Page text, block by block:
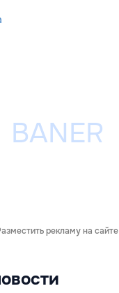
рекламу на сайте